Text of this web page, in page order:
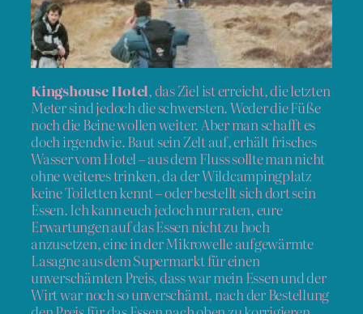
Kingshouse Hotel, das Ziel ist erreicht, die letzten
Meter sind jedoch die schwersten. Weder die Füße
noch die Beine wollen weiter. Aber man schafft es
doch irgendwie. Baut sein Zelt auf, erhält frisches
Wasser vom Hotel – aus dem Fluss sollte man nicht
ohne weiteres trinken, da der Wildcampingplatz
keine Toiletten kennt – oder bestellt sich dort sein
Essen. Ich kann euch jedoch nur raten, eure
Erwartungen auf das Essen nicht zu hoch
anzusetzen, eine in der Mikrowelle aufgewärmte
Lasagne aus dem Supermarkt für einen
unverschämten Preis, dass war mein Essen und der
Wirt war noch so unverschämt, nach der Bestellung